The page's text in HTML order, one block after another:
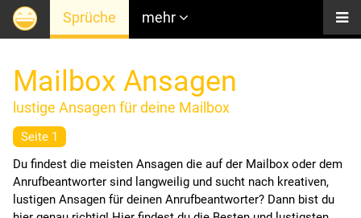
Sprüche mehr
Mailbox Ansagen
lustige Ansagen für deine Mailbox
Seite 1
Du findest die meisten Ansagen die auf der Mailbox oder dem
Anrufbeantworter sind langweilig und sucht nach kreativen,
lustigen Ansagen für deinen Anrufbeantworter? Dann bist du